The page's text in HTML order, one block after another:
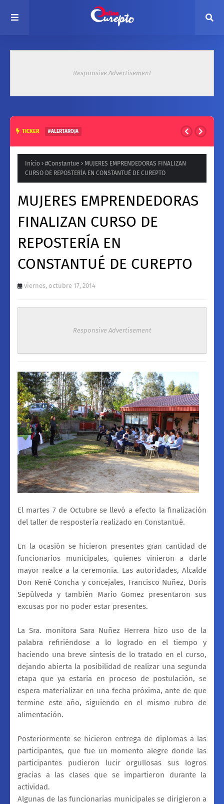
Responsive Advertisement
TICKER #ALERTAROJA
Inicio #Constantue
MUJERES EMPRENDEDORAS FINALIZAN
CURSO DE REPOSTERÍA EN CONSTANTUÉ DE CUREPTO
MUJERES EMPRENDEDORAS
FINALIZAN CURSO DE
REPOSTERÍA EN
CONSTANTUÉ DE CUREPTO
viernes, octubre 17, 2014
Responsive Advertisement
El martes 7 de Octubre se llevó a efecto la finalización
del taller de respostería realizado en Constantué.
En la ocasión se hicieron presentes gran cantidad de
funcionarios municipales, quienes vinieron a darle
mayor realce a la ceremonia. Las autoridades, Alcalde
Don René Concha y concejales, Francisco Nuñez, Doris
Sepúlveda y también Mario Gomez presentaron sus
excusas por no poder estar presentes.
La Sra. monitora Sara Nuñez Herrera hizo uso de la
palabra refiriéndose a lo logrado en el tiempo y
haciendo una breve síntesis de lo tratado en el curso,
dejando abierta la posibilidad de realizar una segunda
etapa que ya estaría en proceso de postulación, se
espera materializar en una fecha próxima, ante de que
termine este año, siguiendo en el mismo rubro de
alimentación.
Posteriormente se hicieron entrega de diplomas a las
participantes, que fue un momento alegre donde las
participantes pudieron lucir orgullosas sus logros
gracias a las clases que se impartieron durante la
actividad.
Algunas de las funcionarias municipales se dirigieron a